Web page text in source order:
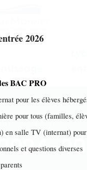
2026
BAC PRO
pour les élèves
(familles, élèves
pour
diverses
2024-2025